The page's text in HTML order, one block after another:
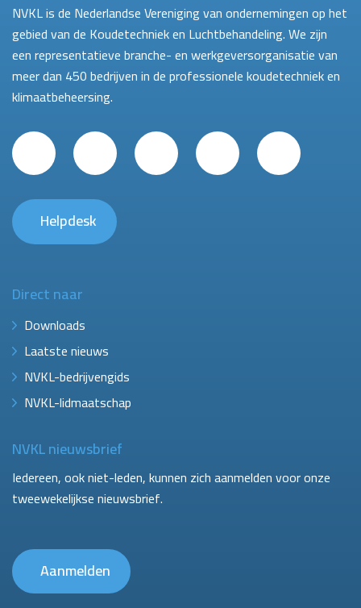
NVKL is de Nederlandse Vereniging van ondernemingen op het
gebied van de Koudetechniek en Luchtbehandeling. We zijn
een representatieve branche- en werkgeversorganisatie van
meer dan 450 bedrijven in de professionele koudetechniek en
klimaatbeheersing.
Helpdesk
Direct naar
Downloads
Laatste nieuws
NVKL-bedrijvengids
NVKL-lidmaatschap
NVKL nieuwsbrief
Iedereen, ook niet-leden, kunnen zich aanmelden voor onze
tweewekelijkse nieuwsbrief.
Aanmelden